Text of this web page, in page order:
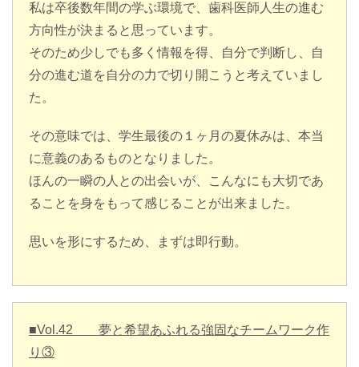
私は卒後数年間の学ぶ環境で、歯科医師人生の進む
方向性が決まると思っています。
そのため少しでも多く情報を得、自分で判断し、自
分の進む道を自分の力で切り開こうと考えていまし
た。
その意味では、学生最後の１ヶ月の夏休みは、本当
に意義のあるものとなりました。
ほんの一瞬の人との出会いが、こんなにも大切であ
ることを身をもって感じることが出来ました。
思いを形にするため、まずは即行動。
■Vol.42 夢と希望あふれる強固なチームワーク作
り③